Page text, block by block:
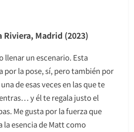
Riviera, Madrid (2023)
llenar un escenario. Esta
por la pose, sí, pero también por
de esas veces en las que te
y él te regala justo el
Me gusta por la fuerza que
esencia de Matt como